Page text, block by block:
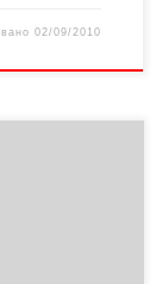
02/09/2010